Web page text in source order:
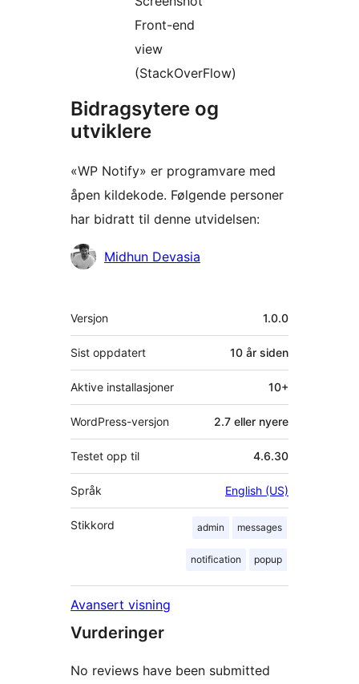
Front-end
view
(StackOverFlow)
Bidragsytere og
utviklere
«WP Notify» er programvare med
åpen kildekode. Følgende personer
har bidratt til denne utvidelsen:
Bidragsytere
Midhun Devasia
Meta
Versjon 1.0.0
Sist oppdatert 10 år siden
Aktive installasjoner 10+
WordPress-versjon 2.7 eller nyere
Testet opp til 4.6.30
Språk English (US)
Stikkord admin messages
notification popup
Avansert visning
Vurderinger
No reviews have been submitted